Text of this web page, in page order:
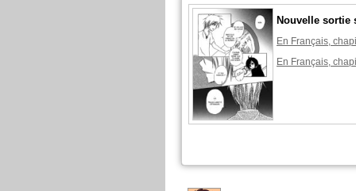
Nouvelle sortie
En Français,
En Français,